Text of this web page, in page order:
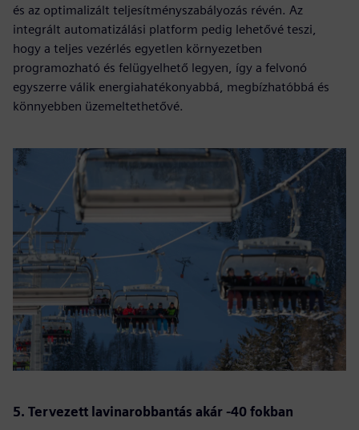
és az optimalizált teljesítményszabályozás révén. Az
integrált automatizálási platform pedig lehetővé teszi,
hogy a teljes vezérlés egyetlen környezetben
programozható és felügyelhető legyen, így a felvonó
egyszerre válik energiahatékonyabbá, megbízhatóbbá és
könnyebben üzemeltethetővé.
5. Tervezett lavinarobbantás akár -40 fokban